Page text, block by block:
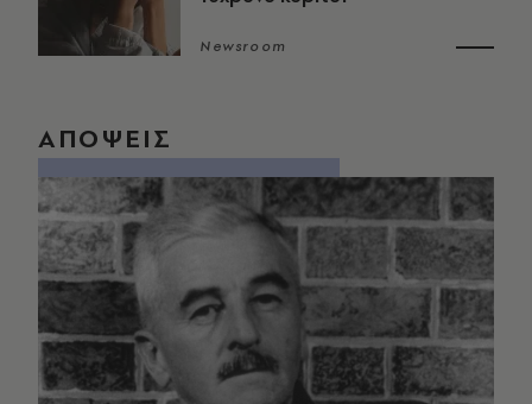
Newsroom
ΑΠΟΨΕΙΣ